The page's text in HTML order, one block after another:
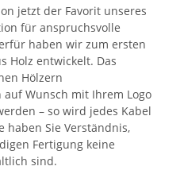
jetzt der Favorit unseres
für anspruchsvolle
haben wir zum ersten
Holz entwickelt. Das
Hölzern
Wunsch mit Ihrem Logo
– so wird jedes Kabel
haben Sie Verständnis,
Fertigung keine
sind.